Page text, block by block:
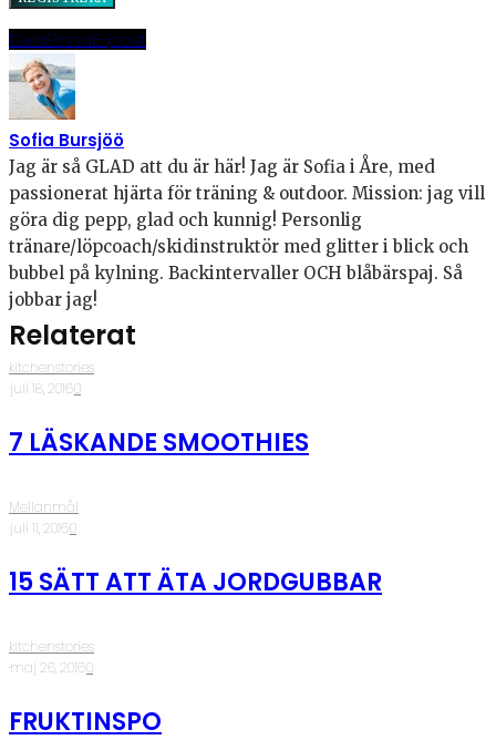
DelaPinnaE-post
Sofia Bursjöö
Jag är så GLAD att du är här! Jag är Sofia i Åre, med
passionerat hjärta för träning & outdoor. Mission: jag vill
göra dig pepp, glad och kunnig! Personlig
tränare/löpcoach/skidinstruktör med glitter i blick och
bubbel på kylning. Backintervaller OCH blåbärspaj. Så
jobbar jag!
Relaterat
kitchenstories
·juli 18, 2016·0
7 LÄSKANDE SMOOTHIES
Mellanmål
·juli 11, 2016·0
15 SÄTT ATT ÄTA JORDGUBBAR
kitchenstories
·maj 26, 2016·0
FRUKTINSPO